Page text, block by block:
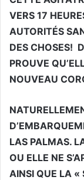
VERS 17
AUTORITÉS
DES CHOSES!
PROUVE
NOUVEAU
LAS PALMAS.
OU ELLE NE
AINSI QUE LA «